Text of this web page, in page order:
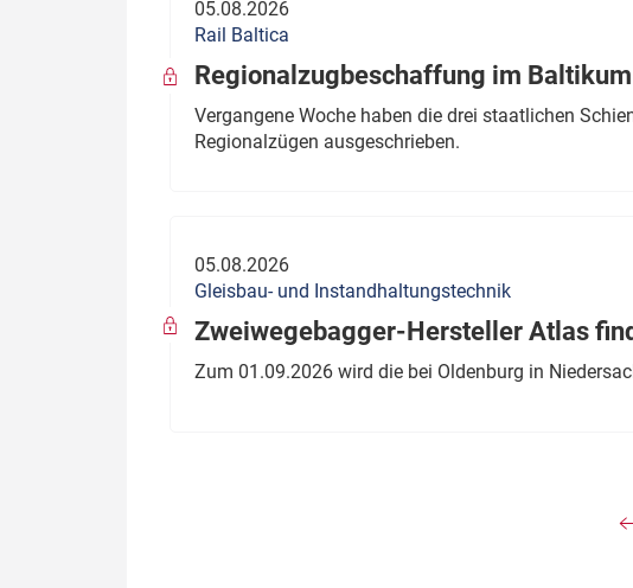
05.08.2026
Rail Baltica
Regionalzugbeschaffung im
Vergangene Woche haben die drei staatlichen
Regionalzügen ausgeschrieben.
05.08.2026
Gleisbau- und Instandhaltungstechnik
Zweiwegebagger-Hersteller Atlas
Zum 01.09.2026 wird die bei Oldenburg in